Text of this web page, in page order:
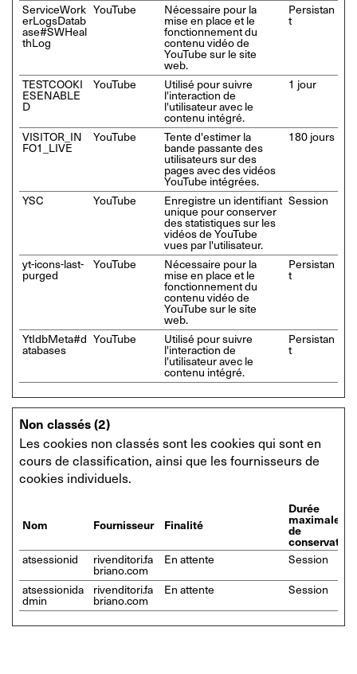
ServiceWork
erLogsDatab
ase#SWHeal
thLog
YouTube Nécessaire pour la
mise en place et le
fonctionnement du
contenu vidéo de
YouTube sur le site
web.
Persistan
t
TESTCOOKI
ESENABLE
D
YouTube Utilisé pour suivre
l'interaction de
l'utilisateur avec le
contenu intégré.
1 jour
VISITOR_IN
FO1_LIVE
YouTube Tente d'estimer la
bande passante des
utilisateurs sur des
pages avec des vidéos
YouTube intégrées.
180 jours
YSC YouTube Enregistre un identifiant
unique pour conserver
des statistiques sur les
vidéos de YouTube
vues par l'utilisateur.
Session
yt-icons-last-
purged
YouTube Nécessaire pour la
mise en place et le
fonctionnement du
contenu vidéo de
YouTube sur le site
web.
Persistan
t
YtIdbMeta#d
atabases
YouTube Utilisé pour suivre
l'interaction de
l'utilisateur avec le
contenu intégré.
Persistan
t
Non classés (2)
Les cookies non classés sont les cookies qui sont en
cours de classification, ainsi que les fournisseurs de
cookies individuels.
Nom Fournisseur Finalité
Durée
maximale
de
conservation
atsessionid rivenditori.fa
briano.com
En attente
Session
atsessionida
dmin
rivenditori.fa
briano.com
En attente Session